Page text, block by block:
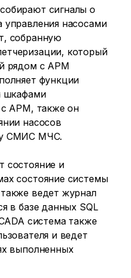
сигналы о
насосами
собранную
который
рядом с АРМ
функции
шкафами
с АРМ, также он
насосов
СМИС МЧС.
состояние и
состояние системы
ведет журнал
в базе данных SQL
система также
и ведет
выполненных